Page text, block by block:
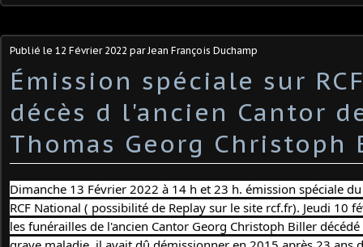
Publié le 12 Février 2022 par Jean François Duchamp
Émission spéciale sur
décès d l'ancien Cantor
Thomas Georg Christoph
Dimanche 13 Février 2022 à 14 h et 23 h. émission spéciale
RCF National ( possibilité de Replay sur le site rcf.fr). Jeudi 10
les funérailles de l'ancien Cantor Georg Christoph Biller